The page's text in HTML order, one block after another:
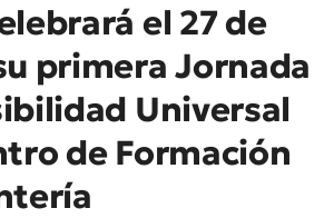
el 27 de
primera Jornada
Universal
de Formación